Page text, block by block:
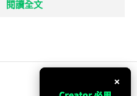
閱讀全文
×